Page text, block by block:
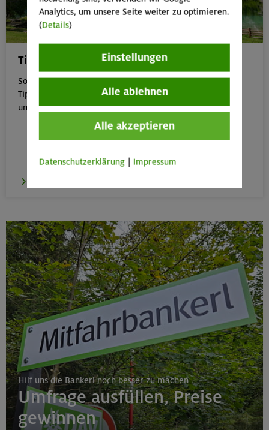
Tipps für Bergtouren im Sommer
Sommer in den Bergen genießen – aber sicher: Unsere
Tipps zu Hitze, Gewitter & Co. helfen dir, entspannt
unterwegs zu bleiben.
Hilf uns die Bankerl noch besser zu machen
Umfrage ausfüllen, Preise
gewinnen
Analytics, um unsere Seite weiter zu optimieren.
(Details)
Einstellungen
Alle ablehnen
Alle akzeptieren
Datenschutzerklärung Impressum